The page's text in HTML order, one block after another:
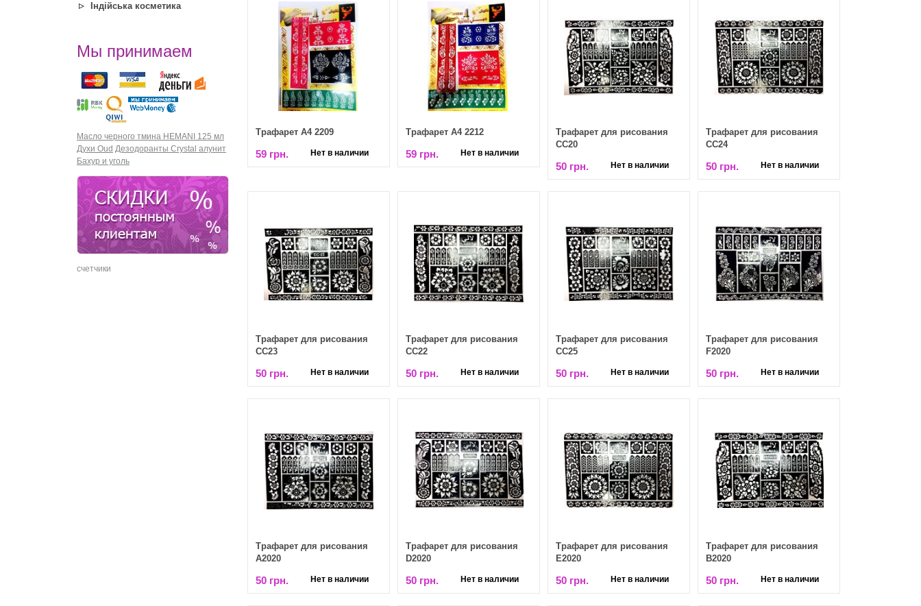
Індійська косметика
Мы принимаем
Масло черного тмина HEMANI 125 мл
Духи Oud Дезодоранты Crystal алунит
Бахур и уголь
счетчики
Трафарет А4 2209
59 грн. Нет в наличии
Трафарет А4 2212
59 грн. Нет в наличии
Трафарет для рисования
СС20
50 грн. Нет в наличии
Трафарет для рисования
СС24
50 грн. Нет в наличии
Трафарет для рисования
СС23
50 грн. Нет в наличии
Трафарет для рисования
СС22
50 грн. Нет в наличии
Трафарет для рисования
СС25
50 грн. Нет в наличии
Трафарет для рисования
F2020
50 грн. Нет в наличии
Трафарет для рисования
A2020
50 грн. Нет в наличии
Трафарет для рисования
D2020
50 грн. Нет в наличии
Трафарет для рисования
Е2020
50 грн. Нет в наличии
Трафарет для рисования
В2020
50 грн. Нет в наличии